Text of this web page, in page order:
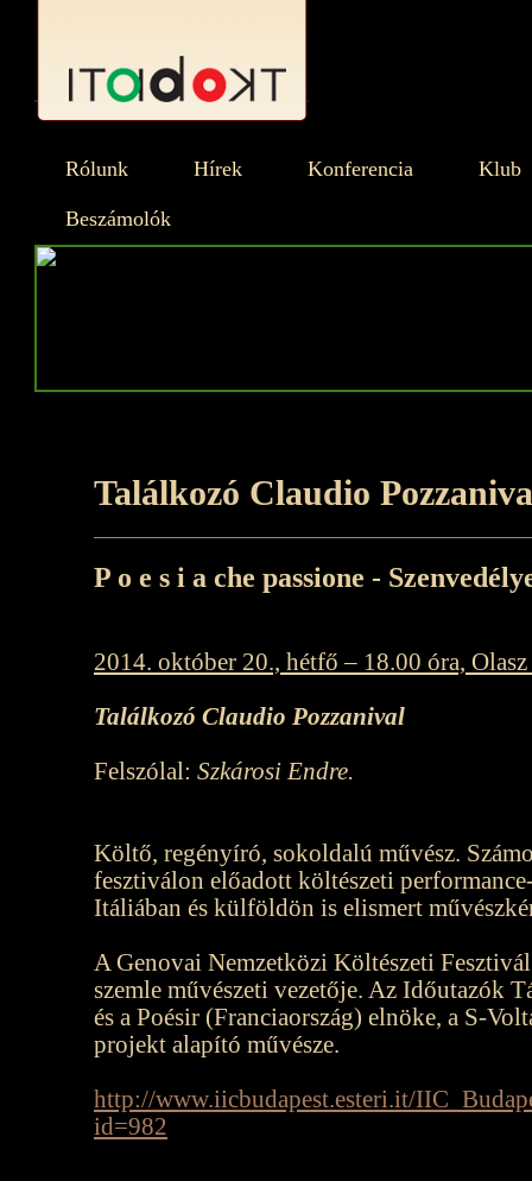
Rólunk Hírek Konferencia Klub
Beszámolók
Találkozó Claudio
P o e s i a che passione -
2014. október 20., hétfő – 18.00 óra,
Találkozó Claudio Pozzanival
Felszólal: Szkárosi Endre.
Költő, regényíró, sokoldalú művész.
fesztiválon előadott költészeti
Itáliában és külföldön is elismert
A Genovai Nemzetközi Költészeti
szemle művészeti vezetője. Az Időutazók
és a Poésir (Franciaország) elnöke, a S-
projekt alapító művésze.
http://www.iicbudapest.esteri.it/
id=982